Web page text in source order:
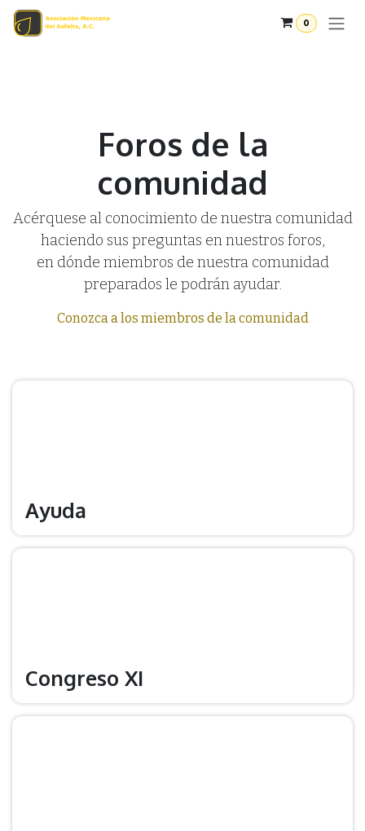
Ir al contenido
0
Foros de la
comunidad
Acérquese al conocimiento de nuestra comunidad
haciendo sus preguntas en nuestros foros,
en dónde miembros de nuestra comunidad
preparados le podrán ayudar.
Conozca a los miembros de la comunidad
Ayuda
Congreso XI